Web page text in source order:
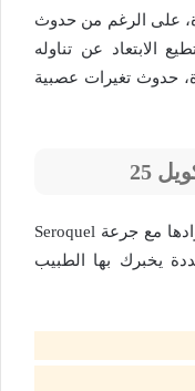
على الرغم من حدوث
الابتعاد عن تناوله
حدوث تغيرات عصبية
25
قد يحدث عند تناول أي أدوية تتداخل موادها مع جرعة Seroquel
يخبرك بها الطبيب